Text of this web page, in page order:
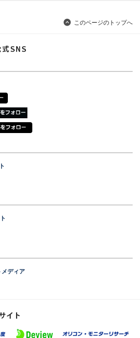
このページのトップへ
ディア